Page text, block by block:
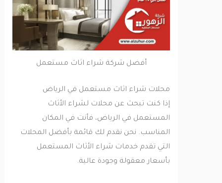
أفضل شركة شراء اثاث مستعمل
محلات شراء اثاث مستعمل في الرياض
إذا كنت تبحث عن محلات لشراء الأثاث
المستعمل في الرياض، فأنت في المكان
المناسب. نحن نقدم لك قائمة بأفضل المحلات
التي تقدم خدمات شراء الأثاث المستعمل
بأسعار معقولة وجودة عالية.